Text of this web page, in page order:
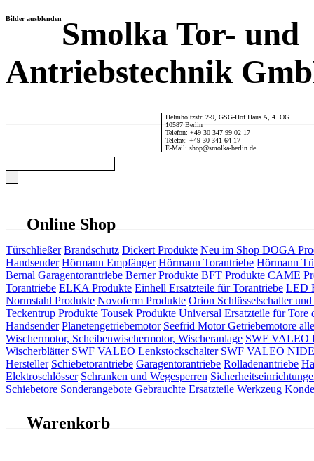
Bilder ausblendenSmolka Tor- und
Antriebstechnik
Helmholtzstr. 2-9, GSG-Hof Haus A, 4. OG
10587 Berlin
Telefon: +49 30 347 99 02 17
Telefax: +49 30 341 64 17
E-Mail: shop@smolka-berlin.de
Online Shop
Türschließer Brandschutz Dickert Produkte Neu im Shop DOGA
Handsender Hörmann Empfänger Hörmann Torantriebe Hörmann
Bernal Garagentorantriebe Berner Produkte BFT Produkte CAME
Torantriebe ELKA Produkte Einhell Ersatzteile für Torantriebe LED
Normstahl Produkte Novoferm Produkte Orion Schlüsselschalter und
Teckentrup Produkte Tousek Produkte Universal Ersatzteile für Tore
Handsender Planetengetriebemotor Seefrid Motor Getriebemotore
Wischermotor, Scheibenwischermotor, Wischeranlage SWF VALEO
Wischerblätter SWF VALEO Lenkstockschalter SWF VALEO
Hersteller Schiebetorantriebe Garagentorantriebe Rolladenantriebe
Elektroschlösser Schranken und Wegesperren
Schiebetore Sonderangebote Gebrauchte Ersatzteile Werkzeug
Warenkorb